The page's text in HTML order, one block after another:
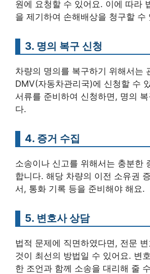
원에 요청할 수 있어요. 이에 따라
을 제기하여 손해배상을 청구할 수
3. 명의 복구 신청
차량의 명의를 복구하기 위해서는
DMV(자동차관리국)에 신청할 수
서류를 준비하여 신청하면, 명의
다.
4. 증거 수집
소송이나 신고를 위해서는 충분한
합니다. 해당 차량의 이전 소유권
서, 통화 기록 등을 준비해야 해요.
5. 변호사 상담
법적 문제에 직면하였다면, 전문
것이 최선의 방법일 수 있어요. 변
한 조언과 함께 소송을 대리해 줄